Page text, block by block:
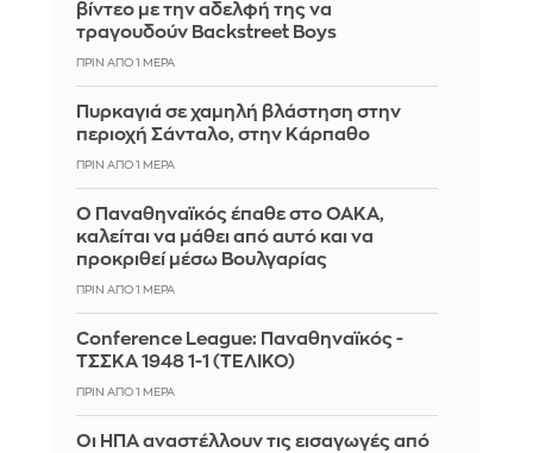
βίντεο με την αδελφή της να
τραγουδούν Backstreet Boys
ΠΡΙΝ ΑΠΌ 1 ΜΈΡΑ
Πυρκαγιά σε χαμηλή βλάστηση στην
περιοχή Σάνταλο, στην Κάρπαθο
ΠΡΙΝ ΑΠΌ 1 ΜΈΡΑ
Ο Παναθηναϊκός έπαθε στο ΟΑΚΑ,
καλείται να μάθει από αυτό και να
προκριθεί μέσω Βουλγαρίας
ΠΡΙΝ ΑΠΌ 1 ΜΈΡΑ
Conference League: Παναθηναϊκός -
ΤΣΣΚΑ 1948 1-1 (ΤΕΛΙΚΟ)
ΠΡΙΝ ΑΠΌ 1 ΜΈΡΑ
Οι ΗΠΑ αναστέλλουν τις εισαγωγές από